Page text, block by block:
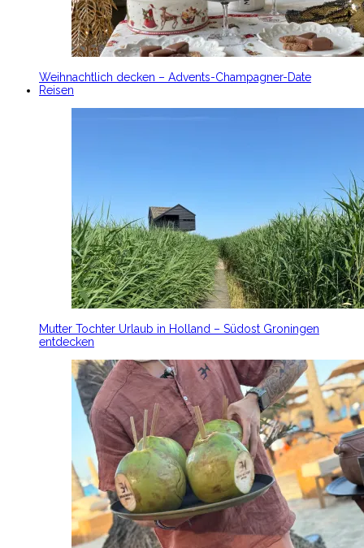
Weihnachtlich decken – Advents-Champagner-Date
Reisen
Mutter Tochter Urlaub in Holland – Südost Groningen
entdecken